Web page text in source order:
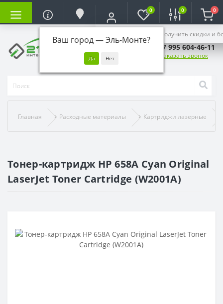
Ваш город —Эль-Монте?
Войдите, чтобы получить скидки и
0 0 0
+7 995 604-46-11
Заказать звонок
Главная Расходные материалы Картриджи лазерные
Тонер-картридж HP 658A Cyan Original
LaserJet Toner Cartridge (W2001A)